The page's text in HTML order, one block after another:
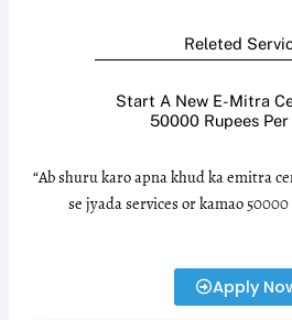
Releted
Start A New E-Mitra
50000 Rupees
“Ab shuru karo apna khud ka emitra
se jyada services or kamao
Apply